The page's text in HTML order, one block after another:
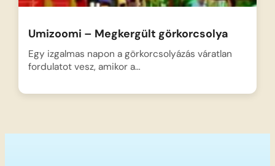
Umizoomi – Megkergült görkorcsolya
Egy izgalmas napon a görkorcsolyázás váratlan
fordulatot vesz, amikor a…